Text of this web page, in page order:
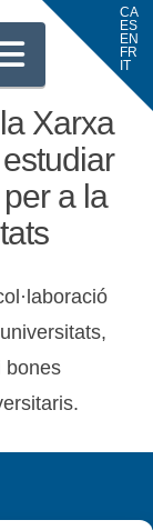
Xarxa
a la
bones